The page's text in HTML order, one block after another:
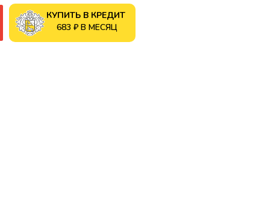
КУПИТЬ В КРЕДИТ
683 ₽ В МЕСЯЦ